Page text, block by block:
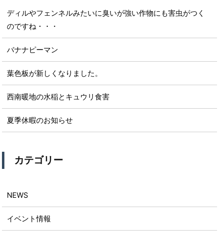
ディルやフェンネルみたいに臭いが強い作物にも害虫がつく
のですね・・・
バナナピーマン
葉色板が新しくなりました。
西南暖地の水稲とキュウリ食害
夏季休暇のお知らせ
カテゴリー
NEWS
イベント情報